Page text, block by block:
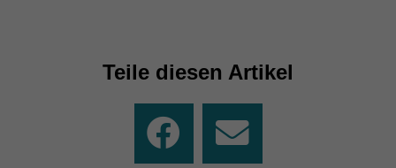
Teile diesen Artikel